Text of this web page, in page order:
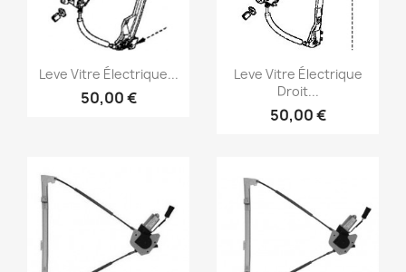
Aperçu rapide
Leve Vitre Électrique...
50,00 €
Aperçu rapide
Leve Vitre Électrique
Droit...
50,00 €